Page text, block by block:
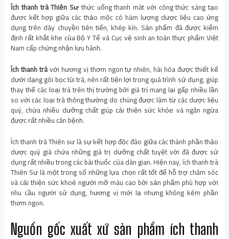
Ích thanh trà Thiên Sưthức uống thanh mát với công thức sáng tạo
được kết hợp giữa các thảo mộc có hàm lượng dược liệu cao ứng
dụng trên dây chuyền tiên tiến, khép kín. Sản phẩm đã được kiểm
định rất khắt khe của Bộ Y Tế và Cục vệ sinh an toàn thực phẩm Việt
Nam cấp chứng nhận lưu hành.
Ích thanh tràvới hương vị thơm ngon tự nhiên, hài hòa được thiết kế
dưới dạng gói bọc túi trà, nên rất tiện lợi trong quá trình sử dụng, giúp
thay thế các loại trà trên thị trường bởi giá trị mang lại gấp nhiều lần
so với các loại trà thông thường do chúng được làm từ các dược liệu
quý, chứa nhiều dưỡng chất giúp cải thiện sức khỏe và ngăn ngừa
được rất nhiều căn bệnh.
Ích thanh trà Thiên sư là sự kết hợp độc đáo giữa các thành phần thảo
dược quý giá chứa những giá trị dưỡng chất tuyệt vời đã được sử
dụng rất nhiều trong các bài thuốc của dân gian. Hiện nay, ích thanh trà
Thiên Sư là một trong số những lựa chọn rất tốt để hỗ trợ chăm sóc
và cải thiện sức khoẻ người mỡ máu cao bởi sản phẩm phù hợp với
nhu cầu người sử dụng, hương vị mới lạ nhưng không kém phần
thơm ngon.
Nguồn gốc xuất xứ sản phẩm ích thanh